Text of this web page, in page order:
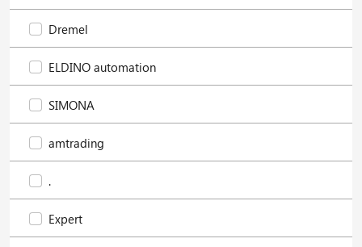
Dremel
ELDINO automation
SIMONA
amtrading
.
Expert